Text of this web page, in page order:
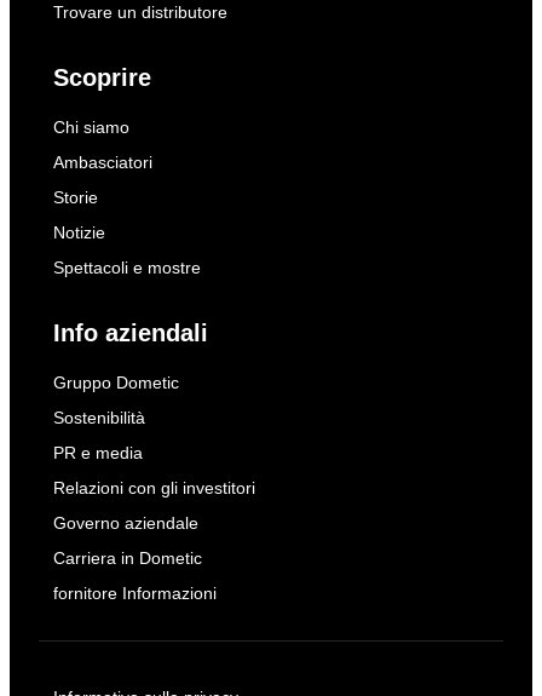
Trovare un distributore
Scoprire
Chi siamo
Ambasciatori
Storie
Notizie
Spettacoli e mostre
Info aziendali
Gruppo Dometic
Sostenibilità
PR e media
Relazioni con gli investitori
Governo aziendale
Carriera in Dometic
fornitore Informazioni